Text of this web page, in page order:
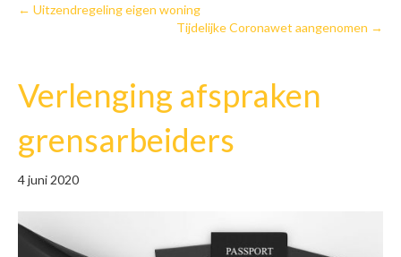
← Uitzendregeling eigen woning
Tijdelijke Coronawet aangenomen →
Verlenging afspraken
grensarbeiders
4 juni 2020